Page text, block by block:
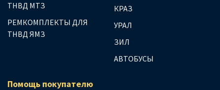
ТНВД МТЗ
РЕМКОМПЛЕКТЫ ДЛЯ
ТНВД ЯМЗ
КРАЗ
УРАЛ
ЗИЛ
АВТОБУСЫ
Помощь покупателю